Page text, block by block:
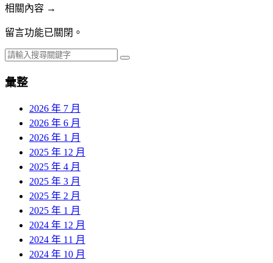
相關內容 →
留言功能已關閉。
彙整
2026 年 7 月
2026 年 6 月
2026 年 1 月
2025 年 12 月
2025 年 4 月
2025 年 3 月
2025 年 2 月
2025 年 1 月
2024 年 12 月
2024 年 11 月
2024 年 10 月